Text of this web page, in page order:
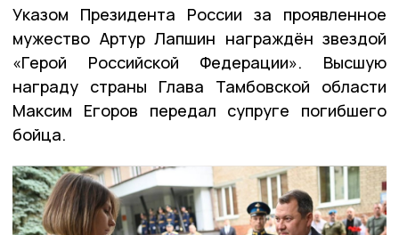
Указом Президента России за проявленное
мужество Артур Лапшин награждён звездой
«Герой Российской Федерации». Высшую
награду страны Глава Тамбовской области
Максим Егоров передал супруге погибшего
бойца.